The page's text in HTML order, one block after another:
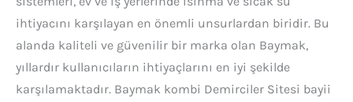
ihtiyacını karşılayan en önemli unsurlardan biridir. Bu
alanda kaliteli ve güvenilir bir marka olan Baymak,
yıllardır kullanıcıların ihtiyaçlarını en iyi şekilde
karşılamaktadır. Baymak kombi Demirciler Sitesi bayii